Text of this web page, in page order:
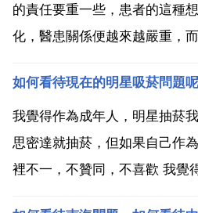
的責任要重一些，患者的這種
化，醫患關係便越來越嚴重，
的強烈譴責。如何看待現在的
以醫患溝通為基本要素的和諧
模式的基本...
如何看待現在的明星吸菸問題
我覺得作為成年人，明星抽菸
思密達就抽菸，但如果自己作
裡不一，不贊同，不喜歡 我覺